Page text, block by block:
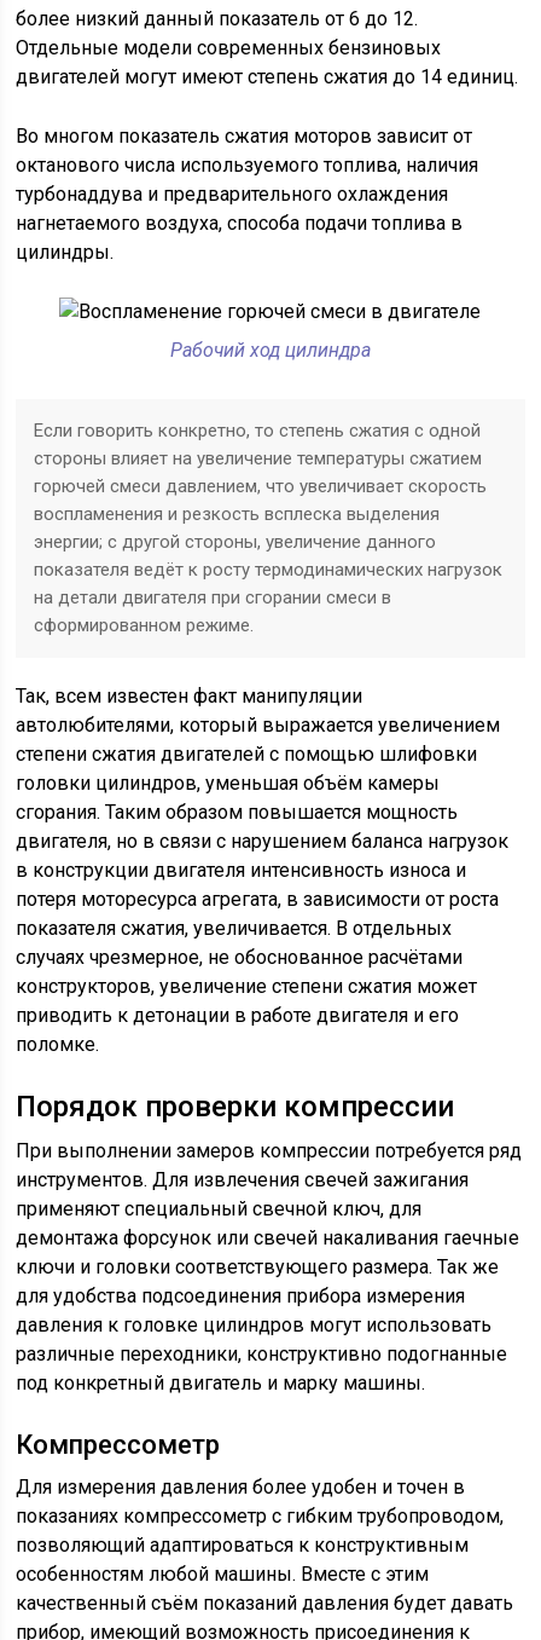
более низкий данный показатель от 6 до 12.
Отдельные модели современных бензиновых
двигателей могут имеют степень сжатия до 14 единиц.
Во многом показатель сжатия моторов зависит от
октанового числа используемого топлива, наличия
турбонаддува и предварительного охлаждения
нагнетаемого воздуха, способа подачи топлива в
цилиндры.
Рабочий ход цилиндра
Если говорить конкретно, то степень сжатия с одной
стороны влияет на увеличение температуры сжатием
горючей смеси давлением, что увеличивает скорость
воспламенения и резкость всплеска выделения
энергии; с другой стороны, увеличение данного
показателя ведёт к росту термодинамических нагрузок
на детали двигателя при сгорании смеси в
сформированном режиме.
Так, всем известен факт манипуляции
автолюбителями, который выражается увеличением
степени сжатия двигателей с помощью шлифовки
головки цилиндров, уменьшая объём камеры
сгорания. Таким образом повышается мощность
двигателя, но в связи с нарушением баланса нагрузок
в конструкции двигателя интенсивность износа и
потеря моторесурса агрегата, в зависимости от роста
показателя сжатия, увеличивается. В отдельных
случаях чрезмерное, не обоснованное расчётами
конструкторов, увеличение степени сжатия может
приводить к детонации в работе двигателя и его
поломке.
Порядок проверки компрессии
При выполнении замеров компрессии потребуется ряд
инструментов. Для извлечения свечей зажигания
применяют специальный свечной ключ, для
демонтажа форсунок или свечей накаливания гаечные
ключи и головки соответствующего размера. Так же
для удобства подсоединения прибора измерения
давления к головке цилиндров могут использовать
различные переходники, конструктивно подогнанные
под конкретный двигатель и марку машины.
Компрессометр
Для измерения давления более удобен и точен в
показаниях компрессометр с гибким трубопроводом,
позволяющий адаптироваться к конструктивным
особенностям любой машины. Вместе с этим
качественный съём показаний давления будет давать
прибор, имеющий возможность присоединения к